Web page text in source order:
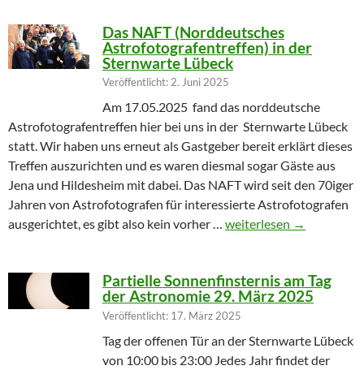
Das NAFT (Norddeutsches
Astrofotografentreffen) in der
Sternwarte Lübeck
Veröffentlicht: 2. Juni 2025
Am 17.05.2025 fand das norddeutsche
Astrofotografentreffen hier bei uns in der Sternwarte Lübeck
statt. Wir haben uns erneut als Gastgeber bereit erklärt dieses
Treffen auszurichten und es waren diesmal sogar Gäste aus
Jena und Hildesheim mit dabei. Das NAFT wird seit den 70iger
Jahren von Astrofotografen für interessierte Astrofotografen
ausgerichtet, es gibt also kein vorher … Das NAFT
weiterlesen →
Partielle Sonnenfinsternis am Tag
der Astronomie 29. März 2025
Veröffentlicht: 17. März 2025
Tag der offenen Tür an der Sternwarte Lübeck
von 10:00 bis 23:00 Jedes Jahr findet der